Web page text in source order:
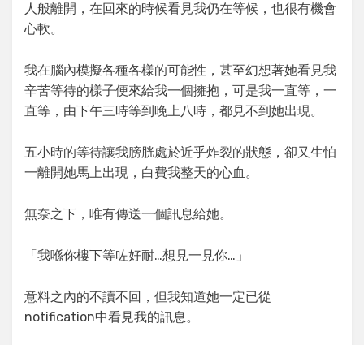
人般離開，在回來的時候看見我仍在等候，也很有機會
心軟。
我在腦內模擬各種各樣的可能性，甚至幻想著她看見我
辛苦等待的樣子便來給我一個擁抱，可是我一直等，一
直等，由下午三時等到晚上八時，都見不到她出現。
五小時的等待讓我膀胱處於近乎炸裂的狀態，卻又生怕
一離開她馬上出現，白費我整天的心血。
無奈之下，唯有傳送一個訊息給她。
「我喺你樓下等咗好耐…想見一見你…」
意料之內的不讀不回，但我知道她一定已從
notification中看見我的訊息。